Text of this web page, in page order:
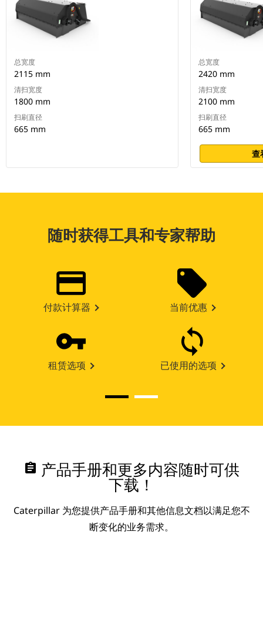
总宽度
2115 mm
清扫宽度
1800 mm
扫刷直径
665 mm
总宽度
2420 mm
清扫宽度
2100 mm
扫刷直径
665 mm
查
随时获得工具和专家帮助
付款计算器 当前优惠
租赁选项 已使用的选项
assignment 产品手册和更多内容随时可供
下载！
Caterpillar 为您提供产品手册和其他信息文档以满足您不
断变化的业务需求。